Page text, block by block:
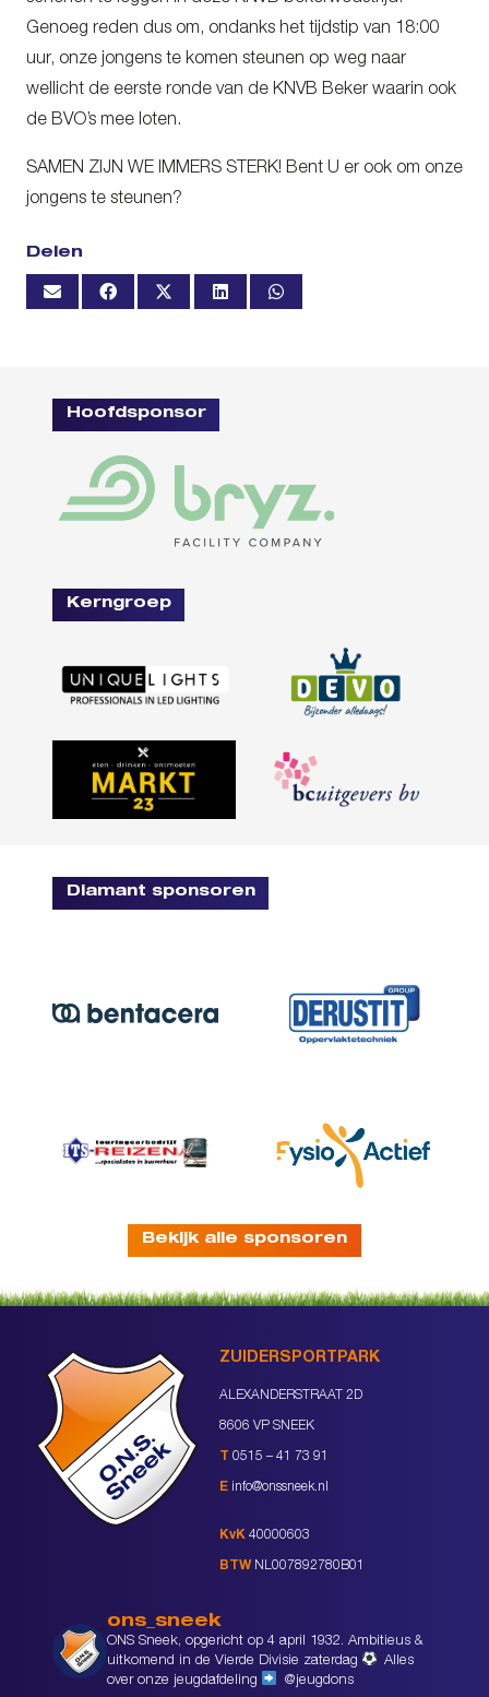
Genoeg reden dus om, ondanks het tijdstip van 18:00
uur, onze jongens te komen steunen op weg naar
wellicht de eerste ronde van de KNVB Beker waarin ook
de BVO’s mee loten.
SAMEN ZIJN WE IMMERS STERK! Bent U er ook om onze
jongens te steunen?
Delen
Hoofdsponsor
Kerngroep
Diamant sponsoren
Bekijk alle sponsoren
ZUIDERSPORTPARK
ALEXANDERSTRAAT 2D
8606 VP SNEEK
T 0515 – 41 73 91
E info@onssneek.nl
KvK 40000603
BTW NL007892780B01
ons_sneek
ONS Sneek, opgericht op 4 april 1932. Ambitieus &
uitkomend in de Vierde Divisie zaterdag
Alles
over onze jeugdafdeling
@jeugdons